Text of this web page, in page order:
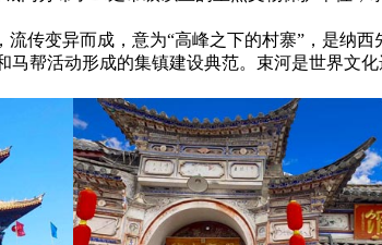
传变异而成，意为“高峰之下的村寨”，是纳
帮活动形成的集镇建设典范。束河是世界文